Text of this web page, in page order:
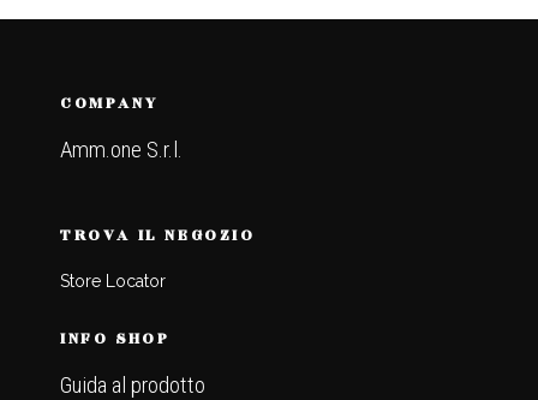
COMPANY
Amm.one S.r.l.
TROVA IL NEGOZIO
Store Locator
INFO SHOP
Guida al prodotto